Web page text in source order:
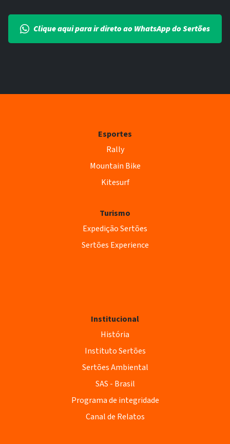
Clique aqui para ir direto ao WhatsApp do Sertões
Esportes
Rally
Mountain Bike
Kitesurf
Turismo
Expedição Sertões
Sertões Experience
Institucional
História
Instituto Sertões
Sertões Ambiental
SAS - Brasil
Programa de integridade
Canal de Relatos